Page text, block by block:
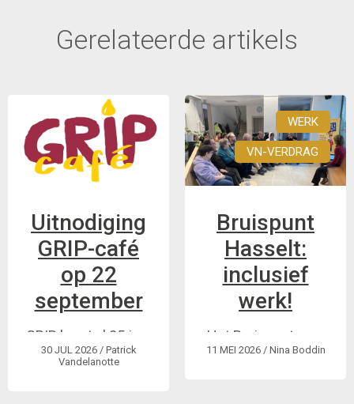
Gerelateerde artikels
Uitnodiging
GRIP-café
op 22
september
GRIP komt al 25 jaar
op voor inclusie.
30 JUL 2026/ Patrick
Vandelanotte
WERK
VN-VERDRAG
Bruispunt
Hasselt:
inclusief
werk!
Het Bruispunt voor
inclusie is een
11 MEI 2026/ Nina Boddin